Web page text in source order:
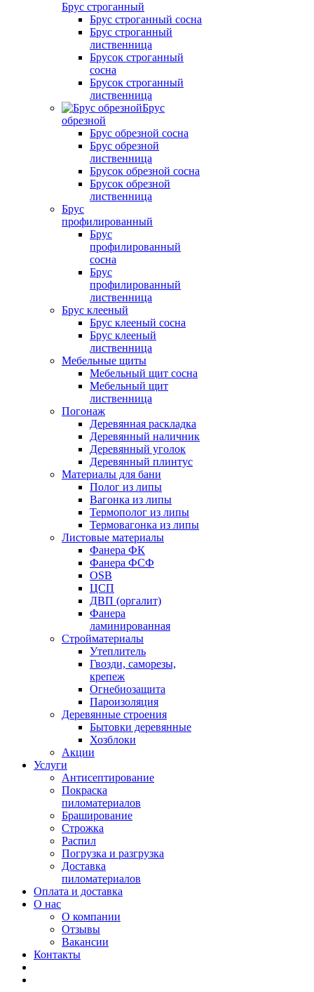
Брус строганный
Брус строганный сосна
Брус строганный
лиственница
Брусок строганный
сосна
Брусок строганный
лиственница
Брус
обрезной
Брус обрезной сосна
Брус обрезной
лиственница
Брусок обрезной сосна
Брусок обрезной
лиственница
Брус
профилированный
Брус
профилированный
сосна
Брус
профилированный
лиственница
Брус клееный
Брус клееный сосна
Брус клееный
лиственница
Мебельные щиты
Мебельный щит сосна
Мебельный щит
лиственница
Погонаж
Деревянная раскладка
Деревянный наличник
Деревянный уголок
Деревянный плинтус
Материалы для бани
Полог из липы
Вагонка из липы
Термополог из липы
Термовагонка из липы
Листовые материалы
Фанера ФК
Фанера ФСФ
OSB
ЦСП
ДВП (оргалит)
Фанера
ламинированная
Стройматериалы
Утеплитель
Гвозди, саморезы,
крепеж
Огнебиозащита
Пароизоляция
Деревянные строения
Бытовки деревянные
Хозблоки
Акции
Услуги
Антисептирование
Покраска
пиломатериалов
Браширование
Строжка
Распил
Погрузка и разгрузка
Доставка
пиломатериалов
Оплата и доставка
О нас
О компании
Отзывы
Вакансии
Контакты